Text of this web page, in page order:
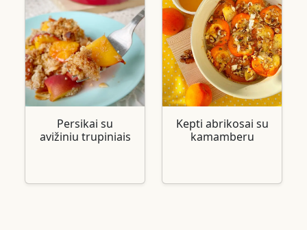
Persikai su
avižiniu trupiniais
Kepti abrikosai su
kamamberu